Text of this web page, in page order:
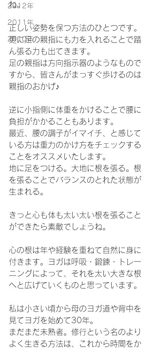
2012年
2011年
2010年
ね。
正しい姿勢を保つ方法のひとつです。
更に足の親指にも力を入れることで踏
ん張る力も出てきます。
足の親指は方向指示器のようなもので
すから、皆さんがまっすぐ歩けるのは
親指のおかげ♪
逆に小指側に体重をかけることで腰に
負担がかかることもあります。
最近、腰の調子がイマイチ、と感じて
いる方は重力のかけ方をチェックする
ことをオススメいたします。
地に足をつける。大地に根を張る。根
を張ることでバランスのとれた状態が
生まれる。
きっと心も体も太い太い根を張ること
ができたら素敵でしょうね。
心の根は年や経験を重ねて自然に身に
付きます。ヨガは呼吸・鍛錬・トレー
ニングによって、それを太い大きな根
へと広げていくものと思っています。
私は小さい頃から母のヨガ道や背中を
見てヨガを始めて30年。
まだまだ未熟者。修行という名のより
よく生きる方法は、これから時間をか